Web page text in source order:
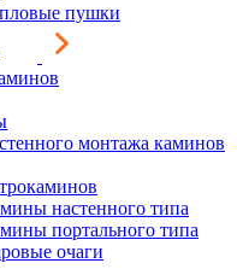
пушки
монтажа каминов
настенного типа
портального типа
очаги